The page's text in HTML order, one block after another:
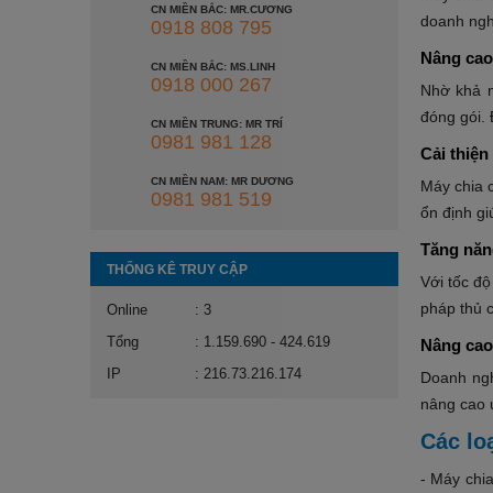
doanh
Nâng
Nhờ khả
đóng gói.
Cải thiện
Máy chia
ổn định
Tăng
Với tốc
pháp thủ
Nâng
Doanh
nâng cao
Các
- Máy
CN MIỀN BẮC: MR.CƯƠNG
0918 808 795
CN MIỀN BẮC: MS.LINH
0918 000 267
CN MIỀN TRUNG: MR TRÍ
0981 981 128
CN MIỀN NAM: MR DƯƠNG
0981 981 519
THỐNG KÊ TRUY CẬP
Online
: 3
Tổng
: 1.159.690 - 424.619
IP
: 216.73.216.174